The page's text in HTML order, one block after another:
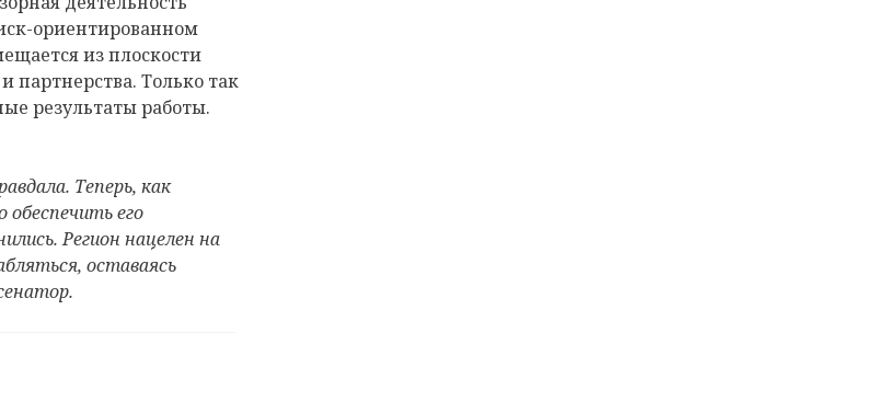
ориентированном
из плоскости
партнерства. Только так
результаты работы.
Теперь, как
его
Регион нацелен на
оставаясь